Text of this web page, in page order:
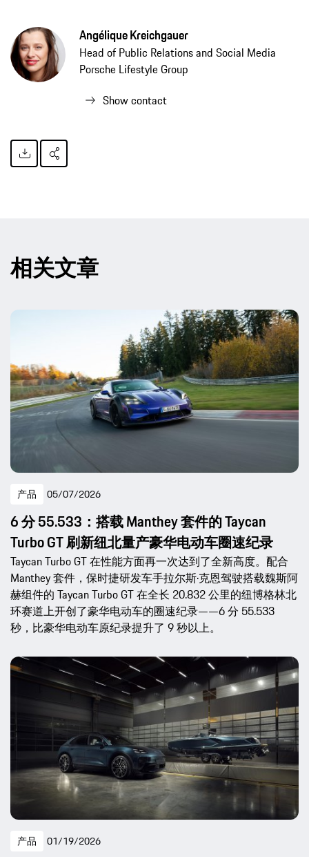
Angélique Kreichgauer
Head of Public Relations and Social Media
Porsche Lifestyle Group
Show contact
相关文章
产品 05/07/2026
6 分 55.533：搭载 Manthey 套件的 Taycan
Turbo GT 刷新纽北量产豪华电动车圈速纪录
Taycan Turbo GT 在性能方面再一次达到了全新高度。配合
Manthey 套件，保时捷研发车手拉尔斯·克恩驾驶搭载魏斯阿
赫组件的 Taycan Turbo GT 在全长 20.832 公里的纽博格林北
环赛道上开创了豪华电动车的圈速纪录——6 分 55.533
秒，比豪华电动车原纪录提升了 9 秒以上。
产品 01/19/2026